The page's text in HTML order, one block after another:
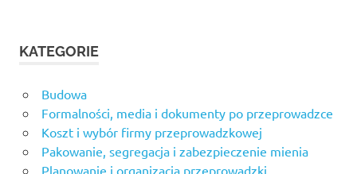
KATEGORIE
Budowa
Formalności, media i dokumenty po przeprowadzce
Koszt i wybór firmy przeprowadzkowej
Pakowanie, segregacja i zabezpieczenie mienia
Planowanie i organizacja przeprowadzki